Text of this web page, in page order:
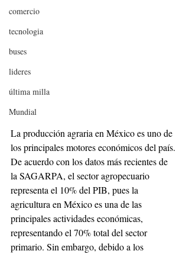
comercio
tecnologia
buses
lideres
última milla
Mundial
La producción agraria en México es uno de
los principales motores económicos del país.
De acuerdo con los datos más recientes de
la SAGARPA, el sector agropecuario
representa el 10% del PIB, pues la
agricultura en México es una de las
principales actividades económicas,
representando el 70% total del sector
primario. Sin embargo, debido a los